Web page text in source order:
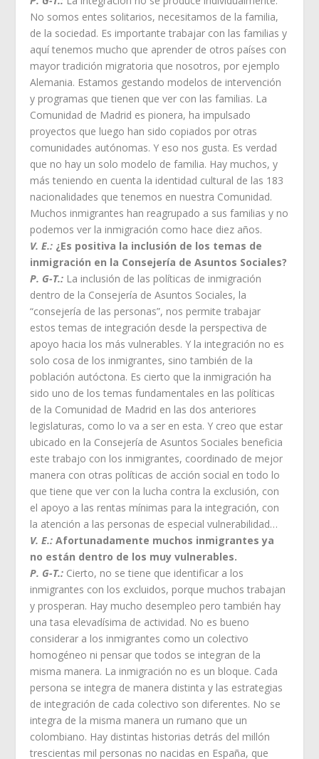
No somos entes solitarios, necesitamos de la familia,
de la sociedad. Es importante trabajar con las familias y
aquí tenemos mucho que aprender de otros países con
mayor tradición migratoria que nosotros, por ejemplo
Alemania. Estamos gestando modelos de intervención
y programas que tienen que ver con las familias. La
Comunidad de Madrid es pionera, ha impulsado
proyectos que luego han sido copiados por otras
comunidades autónomas. Y eso nos gusta. Es verdad
que no hay un solo modelo de familia. Hay muchos, y
más teniendo en cuenta la identidad cultural de las 183
nacionalidades que tenemos en nuestra Comunidad.
Muchos inmigrantes han reagrupado a sus familias y no
podemos ver la inmigración como hace diez años.
V. E.: ¿Es positiva la inclusión de los temas de
inmigración en la Consejería de Asuntos Sociales?
P. G-T.: La inclusión de las políticas de inmigración
dentro de la Consejería de Asuntos Sociales, la
“consejería de las personas”, nos permite trabajar
estos temas de integración desde la perspectiva de
apoyo hacia los más vulnerables. Y la integración no es
solo cosa de los inmigrantes, sino también de la
población autóctona. Es cierto que la inmigración ha
sido uno de los temas fundamentales en las políticas
de la Comunidad de Madrid en las dos anteriores
legislaturas, como lo va a ser en esta. Y creo que estar
ubicado en la Consejería de Asuntos Sociales beneficia
este trabajo con los inmigrantes, coordinado de mejor
manera con otras políticas de acción social en todo lo
que tiene que ver con la lucha contra la exclusión, con
el apoyo a las rentas mínimas para la integración, con
la atención a las personas de especial vulnerabilidad…
V. E.: Afortunadamente muchos inmigrantes ya
no están dentro de los muy vulnerables.
P. G-T.: Cierto, no se tiene que identificar a los
inmigrantes con los excluidos, porque muchos trabajan
y prosperan. Hay mucho desempleo pero también hay
una tasa elevadísima de actividad. No es bueno
considerar a los inmigrantes como un colectivo
homogéneo ni pensar que todos se integran de la
misma manera. La inmigración no es un bloque. Cada
persona se integra de manera distinta y las estrategias
de integración de cada colectivo son diferentes. No se
integra de la misma manera un rumano que un
colombiano. Hay distintas historias detrás del millón
trescientas mil personas no nacidas en España, que